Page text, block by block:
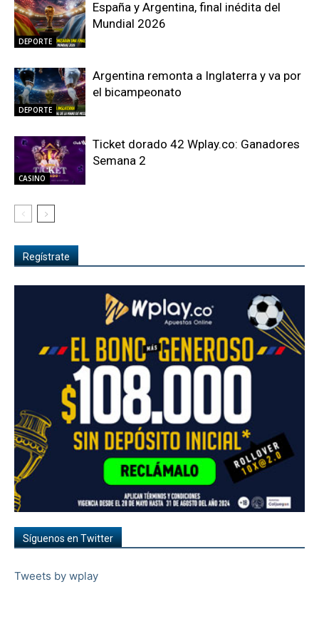
DEPORTE
España y Argentina, final inédita del
Mundial 2026
DEPORTE
Argentina remonta a Inglaterra y va por
el bicampeonato
CASINO
Ticket dorado 42 Wplay.co: Ganadores
Semana 2
Regístrate
Síguenos en Twitter
Tweets by wplay